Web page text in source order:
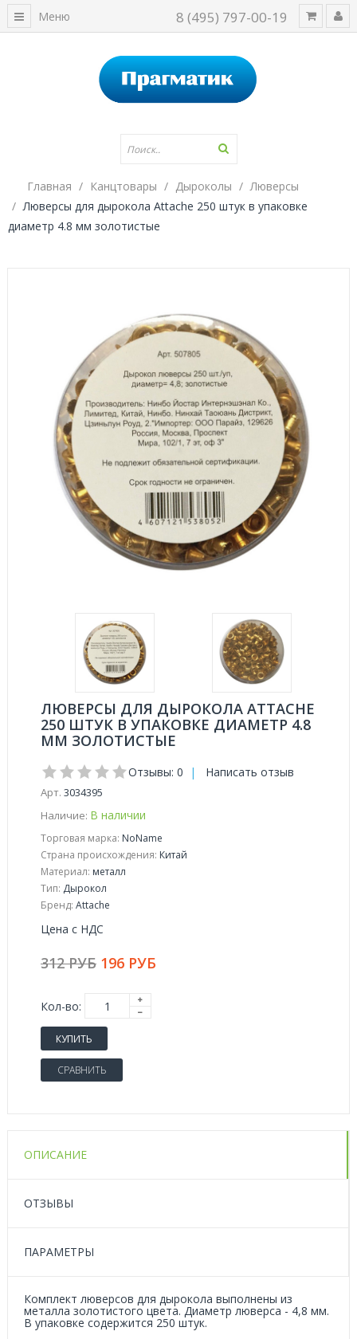
8 (495) 797-00-19
Меню
Главная Канцтовары Дыроколы
Люверсы
Люверсы для дырокола Attache 250 штук в упаковке
диаметр 4.8 мм золотистые
ЛЮВЕРСЫ ДЛЯ ДЫРОКОЛА ATTACHE
250 ШТУК В УПАКОВКЕ ДИАМЕТР 4.8
ММ ЗОЛОТИСТЫЕ
Отзывы: 0 | Написать отзыв
Арт. 3034395
Наличие: В наличии
Торговая марка: NoName
Страна происхождения: Китай
Материал: металл
Тип: Дырокол
Бренд: Attache
Цена с НДС
312 РУБ 196 РУБ
Кол-во:
КУПИТЬ
СРАВНИТЬ
ОПИСАНИЕ
ОТЗЫВЫ
ПАРАМЕТРЫ
Комплект люверсов для дырокола выполнены из
металла золотистого цвета. Диаметр люверса - 4,8 мм.
В упаковке содержится 250 штук.